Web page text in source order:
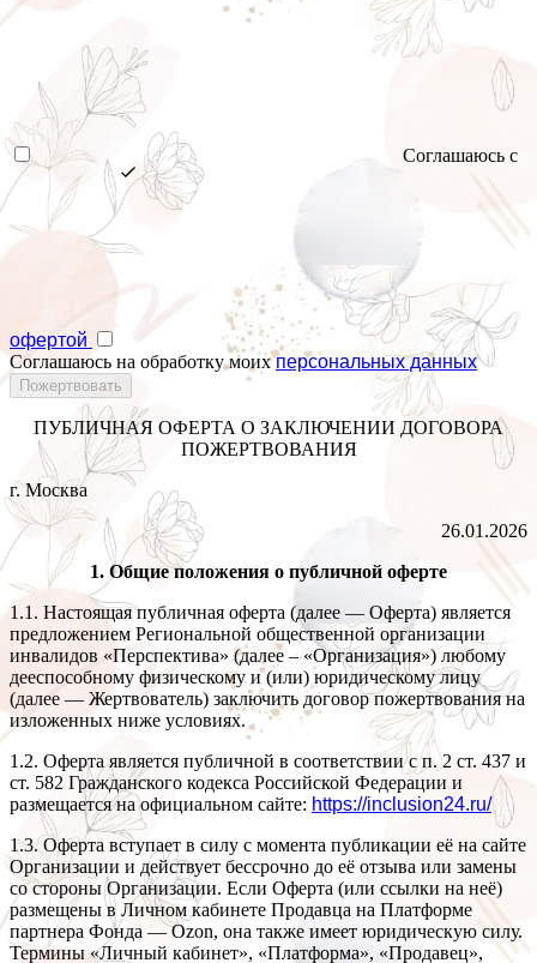
Соглашаюсь с
офертой
Соглашаюсь на обработку моихперсональных данных
ПУБЛИЧНАЯ ОФЕРТА О ЗАКЛЮЧЕНИИ ДОГОВОРА
ПОЖЕРТВОВАНИЯ
г. Москва
26.01.2026
1. Общие положения о публичной оферте
1.1. Настоящая публичная оферта (далее — Оферта) является
предложением Региональной общественной организации
инвалидов «Перспектива» (далее – «Организация») любому
дееспособному физическому и (или) юридическому лицу
(далее — Жертвователь) заключить договор пожертвования на
изложенных ниже условиях.
1.2. Оферта является публичной в соответствии с п. 2 ст. 437 и
ст. 582 Гражданского кодекса Российской Федерации и
размещается на официальном сайте: https://inclusion24.ru/
1.3. Оферта вступает в силу с момента публикации её на сайте
Организации и действует бессрочно до её отзыва или замены
со стороны Организации. Если Оферта (или ссылки на неё)
размещены в Личном кабинете Продавца на Платформе
партнера Фонда — Ozon, она также имеет юридическую силу.
Термины «Личный кабинет», «Платформа», «Продавец»,